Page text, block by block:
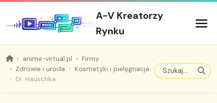
A-V Kreatorzy
Rynku
anime-virtual.pl
Firmy
Zdrowie i uroda
Kosmetyki i pielęgnacja
Dr. Hauschka